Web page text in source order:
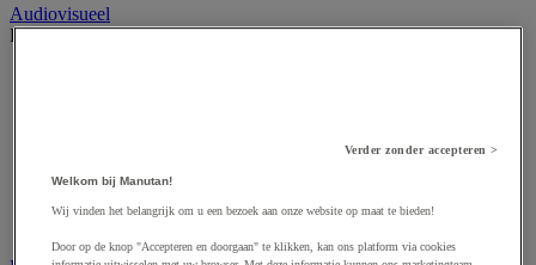
Audiovisueel
Bekijk de hele productgroep
Projectie en videoprojectie-apparatuur
Studioverlichting en accessoires
Verder zonder accepteren >
Welkom bij Manutan!
Wij vinden het belangrijk om u een bezoek aan onze website op maat te bieden!
Door op de knop "Accepteren en doorgaan" te klikken, kan ons platform via cookies